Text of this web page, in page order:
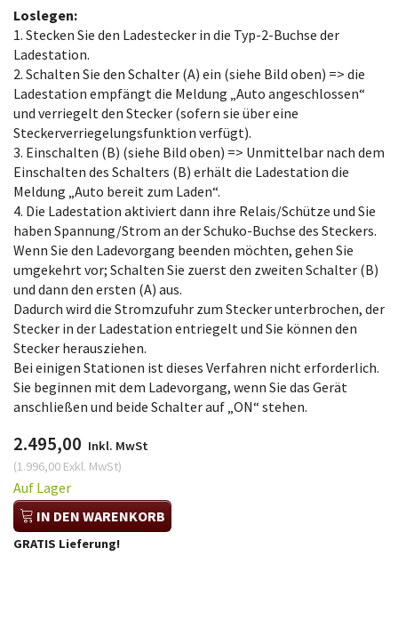
Loslegen:
1. Stecken Sie den Ladestecker in die Typ-2-Buchse der
Ladestation.
2. Schalten Sie den Schalter (A) ein (siehe Bild oben) => die
Ladestation empfängt die Meldung „Auto angeschlossen“
und verriegelt den Stecker (sofern sie über eine
Steckerverriegelungsfunktion verfügt).
3. Einschalten (B) (siehe Bild oben) => Unmittelbar nach dem
Einschalten des Schalters (B) erhält die Ladestation die
Meldung „Auto bereit zum Laden“.
4. Die Ladestation aktiviert dann ihre Relais/Schütze und Sie
haben Spannung/Strom an der Schuko-Buchse des Steckers.
Wenn Sie den Ladevorgang beenden möchten, gehen Sie
umgekehrt vor; Schalten Sie zuerst den zweiten Schalter (B)
und dann den ersten (A) aus.
Dadurch wird die Stromzufuhr zum Stecker unterbrochen, der
Stecker in der Ladestation entriegelt und Sie können den
Stecker herausziehen.
Bei einigen Stationen ist dieses Verfahren nicht erforderlich.
Sie beginnen mit dem Ladevorgang, wenn Sie das Gerät
anschließen und beide Schalter auf „ON“ stehen.
2.495,00 Inkl. MwSt
(1.996,00 Exkl. MwSt)
Auf Lager
IN DEN WARENKORB
GRATIS Lieferung!